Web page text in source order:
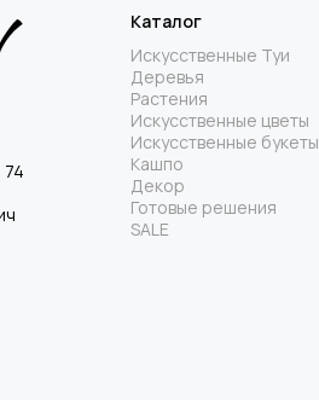
Каталог
Искусственные Туи
Деревья
Растения
Искусственные цветы
Искусственные букеты
Кашпо
Декор
Готовые решения
SALE